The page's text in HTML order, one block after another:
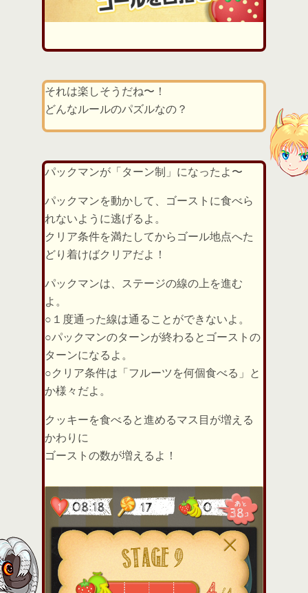
それは楽しそうだね〜！
どんなルールのパズルなの？
パックマンが「ターン制」になったよ〜
パックマンを動かして、ゴーストに食べら
れないように逃げるよ。
クリア条件を満たしてからゴール地点へた
どり着けばクリアだよ！
パックマンは、ステージの線の上を進む
よ。
○１度通った線は通ることができないよ。
○パックマンのターンが終わるとゴーストの
ターンになるよ。
○クリア条件は「フルーツを何個食べる」と
か様々だよ。
クッキーを食べると進めるマス目が増える
かわりに
ゴーストの数が増えるよ！